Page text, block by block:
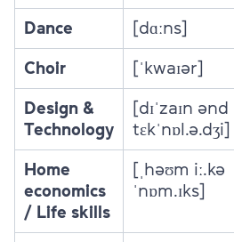
Dance [dɑːns]
Choir [ˈkwaɪər]
Design &
Technology
[dɪˈzaɪn ənd
tɛkˈnɒl.ə.dʒi]
Home
economics
/ Life skills
[ˌhəʊm iː.kə
ˈnɒm.ɪks]